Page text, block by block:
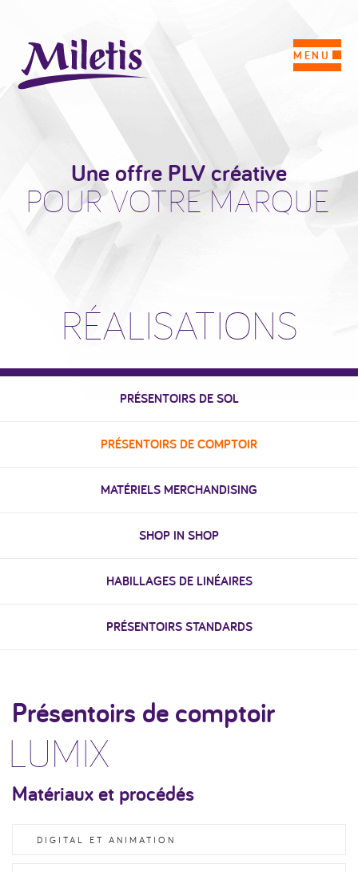
RÉALISATIONS
Une offre PLV créative
POUR VOTRE MARQUE
MENU
PRÉSENTOIRS DE SOL
PRÉSENTOIRS DE COMPTOIR
MATÉRIELS MERCHANDISING
SHOP IN SHOP
HABILLAGES DE LINÉAIRES
PRÉSENTOIRS STANDARDS
Présentoirs de comptoir
LUMIX
Matériaux et procédés
DIGITAL ET ANIMATION